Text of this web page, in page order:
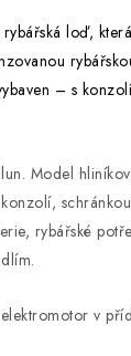
loď,
– s
Model
rybářské
v